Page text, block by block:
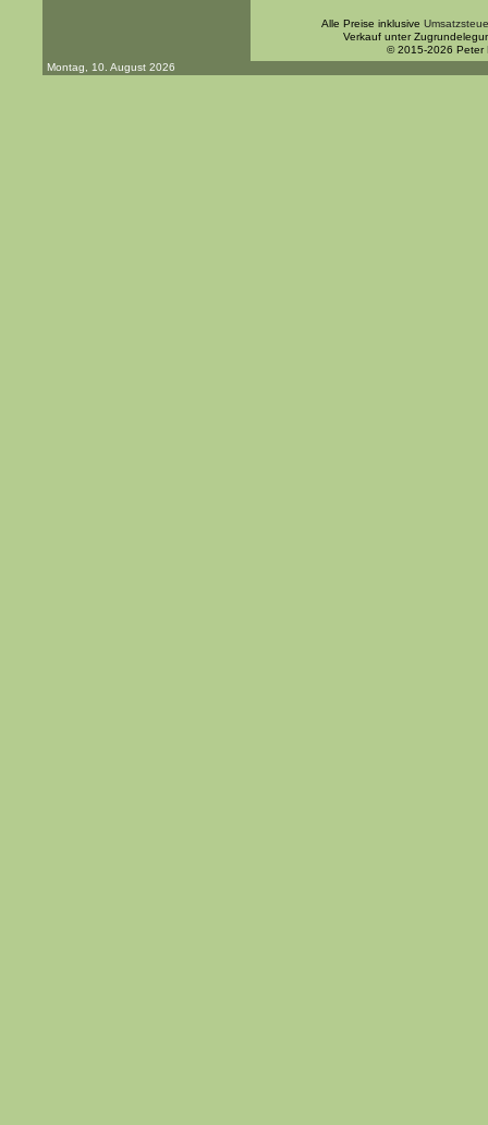
Alle Preise inklusive
Verkauf unter
© 2015-2026 Peter
Montag, 10. August 2026